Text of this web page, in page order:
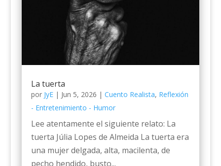
La tuerta
por JyE| Jun 5, 2026 | Cuento Realista, Reflexión
- Entretenimiento - Humor
Lee atentamente el siguiente relato: La
tuerta Júlia Lopes de Almeida La tuerta era
una mujer delgada, alta, macilenta, de
pecho hendido, busto...